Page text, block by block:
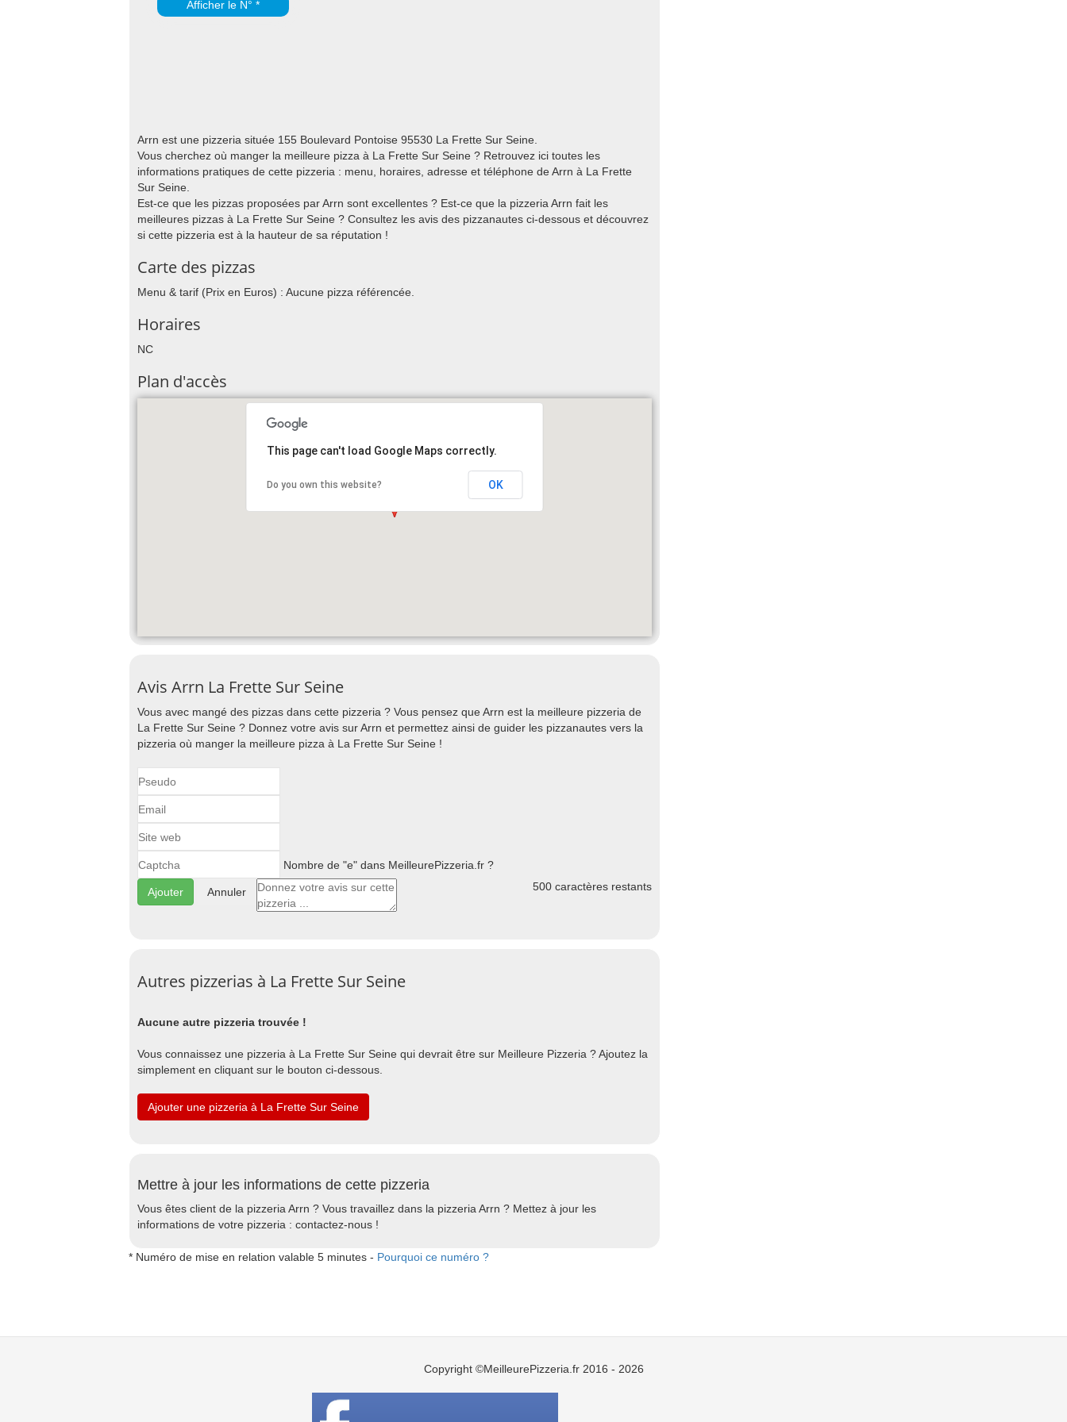
Afficher le N° *
Arrn est une pizzeria située 155 Boulevard Pontoise 95530 La Frette Sur Seine.
Vous cherchez où manger la meilleure pizza à La Frette Sur Seine ? Retrouvez ici toutes les
informations pratiques de cette pizzeria : menu, horaires, adresse et téléphone de Arrn à La Frette
Sur Seine.
Est-ce que les pizzas proposées par Arrn sont excellentes ? Est-ce que la pizzeria Arrn fait les
meilleures pizzas à La Frette Sur Seine ? Consultez les avis des pizzanautes ci-dessous et découvrez
si cette pizzeria est à la hauteur de sa réputation !
Carte des pizzas
Menu & tarif (Prix en Euros) : Aucune pizza référencée.
Horaires
NC
Plan d'accès
This page can't load Google Maps correctly.
Do you own this website? OK
Avis Arrn La Frette Sur Seine
Vous avec mangé des pizzas dans cette pizzeria ? Vous pensez que Arrn est la meilleure pizzeria de
La Frette Sur Seine ? Donnez votre avis sur Arrn et permettez ainsi de guider les pizzanautes vers la
pizzeria où manger la meilleure pizza à La Frette Sur Seine !
Nombre de "e" dans MeilleurePizzeria.fr ?
Annuler 500 caractères restants
Autres pizzerias à La Frette Sur Seine
Aucune autre pizzeria trouvée !
Vous connaissez une pizzeria à La Frette Sur Seine qui devrait être sur Meilleure Pizzeria ? Ajoutez la
simplement en cliquant sur le bouton ci-dessous.
Ajouter une pizzeria à La Frette Sur Seine
Mettre à jour les informations de cette pizzeria
Vous êtes client de la pizzeria Arrn ? Vous travaillez dans la pizzeria Arrn ? Mettez à jour les
informations de votre pizzeria : contactez-nous !
* Numéro de mise en relation valable 5 minutes - Pourquoi ce numéro ?
Copyright ©MeilleurePizzeria.fr 2016 - 2026